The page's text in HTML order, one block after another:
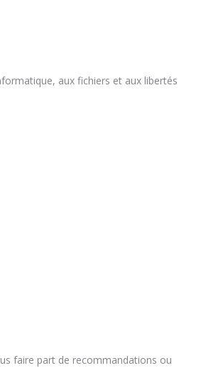
aux fichiers et aux libertés
faire part de recommandations ou